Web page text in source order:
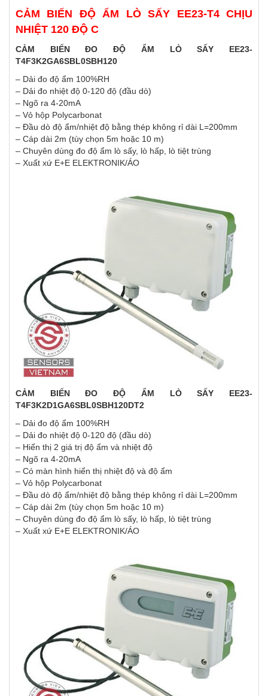
CẢM BIẾN ĐỘ ẨM LÒ SẤY EE23-T4 CHỊU
NHIỆT 120 ĐỘ C
CẢM BIẾN ĐO ĐỘ ẨM LÒ SẤY EE23-
T4F3K2GA6SBL0SBH120
– Dải đo độ ẩm 100%RH
– Dải đo nhiệt độ 0-120 độ (đầu dò)
– Ngõ ra 4-20mA
– Vỏ hộp Polycarbonat
– Đầu dò độ ẩm/nhiệt độ bằng thép không rỉ dài L=200mm
– Cáp dài 2m (tùy chọn 5m hoặc 10 m)
– Chuyên dùng đo độ ẩm lò sấy, lò hấp, lò tiệt trùng
– Xuất xứ E+E ELEKTRONIK/ÁO
CẢM BIẾN ĐO ĐỘ ẨM LÒ SẤY EE23-
T4F3K2D1GA6SBL0SBH120DT2
– Dải đo độ ẩm 100%RH
– Dải đo nhiệt độ 0-120 độ (đầu dò)
– Hiển thị 2 giá trị độ ẩm và nhiệt độ
– Ngõ ra 4-20mA
– Có màn hình hiển thị nhiệt độ và độ ẩm
– Vỏ hộp Polycarbonat
– Đầu dò độ ẩm/nhiệt độ bằng thép không rỉ dài L=200mm
– Cáp dài 2m (tùy chọn 5m hoặc 10 m)
– Chuyên dùng đo độ ẩm lò sấy, lò hấp, lò tiệt trùng
– Xuất xứ E+E ELEKTRONIK/ÁO